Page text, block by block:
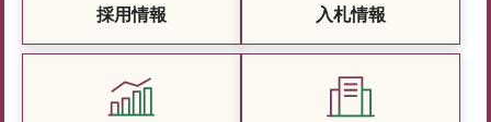
採用情報 入札情報